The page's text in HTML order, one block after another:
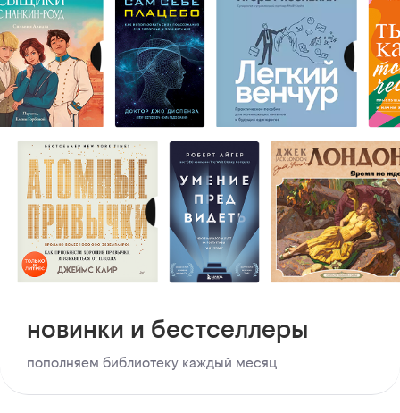
новинки и бестселлеры
пополняем библиотеку каждый месяц